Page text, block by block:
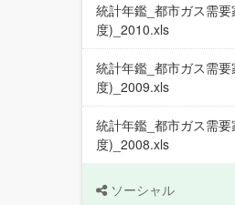
統計年鑑_都市ガス需
度)_2010.xls
統計年鑑_都市ガス需
度)_2009.xls
統計年鑑_都市ガス需
度)_2008.xls
ソーシャル